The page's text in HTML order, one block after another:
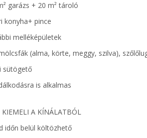
garázs + 20 m² tároló
konyha+ pince
melléképületek
(alma, körte, meggy, szilva),
sütögető
is alkalmas
A KÍNÁLATBÓL
időn belül költözhető